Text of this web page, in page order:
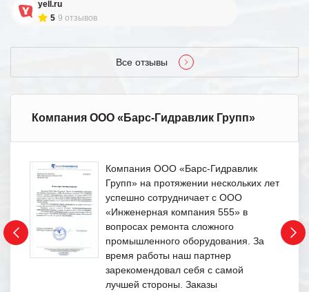
yell.ru
5 9 отзывов
Все отзывы
Компания ООО «Барс-Гидравлик Групп»
Компания ООО «Барс-Гидравлик
Групп» на протяжении нескольких лет
успешно сотрудничает с ООО
«Инженерная компания 555» в
вопросах ремонта сложного
промышленного оборудования. За
время работы наш партнер
зарекомендовал себя с самой
лучшей стороны. Заказы